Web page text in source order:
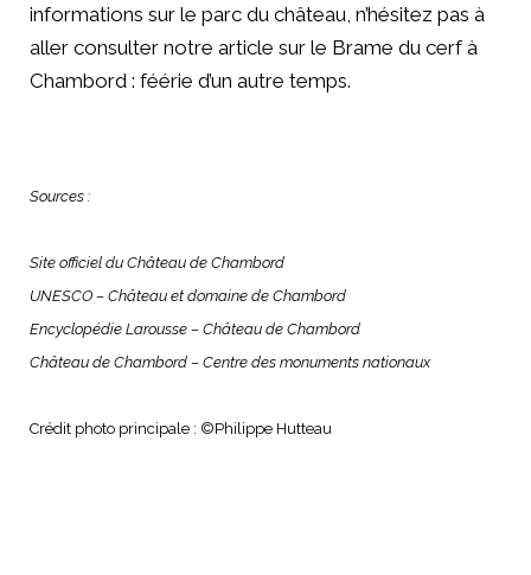
informations sur le parc du château, n’hésitez pas à
aller consulter notre article sur le Brame du cerf à
Chambord : féérie d’un autre temps.
Sources :
Site officiel du Château de Chambord
UNESCO – Château et domaine de Chambord
Encyclopédie Larousse – Château de Chambord
Château de Chambord – Centre des monuments nationaux
Crédit photo principale : ©Philippe Hutteau